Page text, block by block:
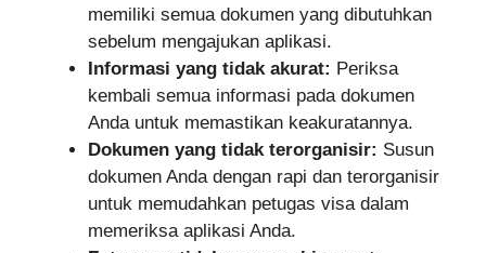
memiliki semua dokumen yang dibutuhkan
sebelum mengajukan aplikasi.
Informasi yang tidak akurat: Periksa
kembali semua informasi pada dokumen
Anda untuk memastikan keakuratannya.
Dokumen yang tidak terorganisir: Susun
dokumen Anda dengan rapi dan terorganisir
untuk memudahkan petugas visa dalam
memeriksa aplikasi Anda.